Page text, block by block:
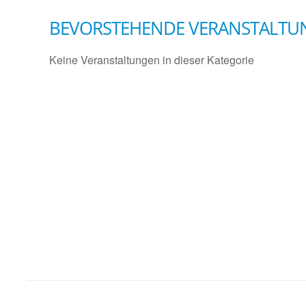
BEVORSTEHENDE
Keine Veranstaltungen in dieser Kategorie